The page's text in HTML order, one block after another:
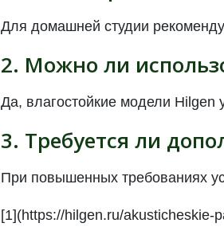
Для домашней студии
2. Можно ли
Да, влагостойкие модели Hilgen
3. Требуется ли
При повышенных требованиях
[1](https://hilgen.ru/akusticheskie-